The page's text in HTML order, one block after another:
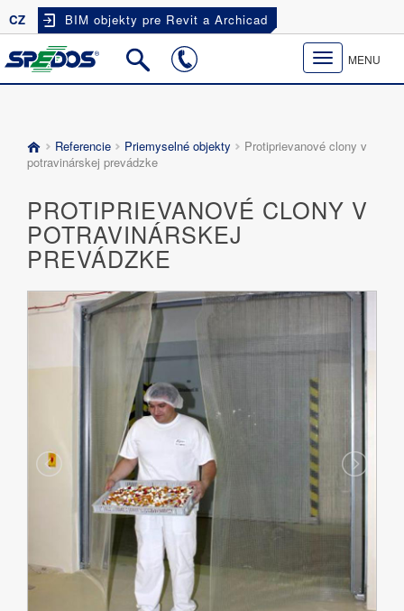
CZ BIM objekty pre Revit a Archicad
Toggle
navigation
MENU
Referencie Priemyselné objekty
Protiprievanové clony v
potravinárskej prevádzke
PROTIPRIEVANOVÉ CLONY V
POTRAVINÁRSKEJ
PREVÁDZKE